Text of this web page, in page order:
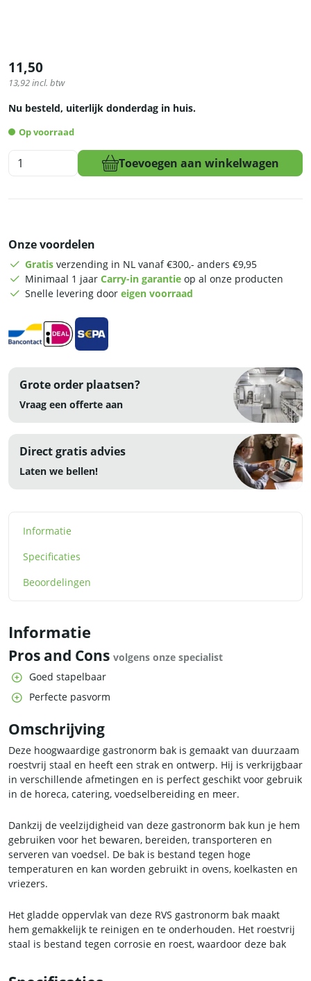
11,50
13,92incl. btw
Nu besteld, uiterlijk donderdag in huis.
Op voorraad
HCB
Gastronorm
150
mm
RVS
Toevoegen aan winkelwagen
Onze voordelen
Gratis verzending in NL vanaf €300,- anders €9,95
Minimaal 1 jaar Carry-in garantie op al onze producten
Snelle levering door eigen voorraad
Grote order plaatsen?
Vraag een offerte aan
Direct gratis advies
Laten we bellen!
Informatie
Specificaties
Beoordelingen
Informatie
Pros and Cons volgens onze specialist
Goed stapelbaar
Perfecte pasvorm
Omschrijving
Deze hoogwaardige gastronorm bak is gemaakt van duurzaam
roestvrij staal en heeft een strak en ontwerp. Hij is verkrijgbaar
in verschillende afmetingen en is perfect geschikt voor gebruik
in de horeca, catering, voedselbereiding en meer.
Dankzij de veelzijdigheid van deze gastronorm bak kun je hem
gebruiken voor het bewaren, bereiden, transporteren en
serveren van voedsel. De bak is bestand tegen hoge
temperaturen en kan worden gebruikt in ovens, koelkasten en
vriezers.
Het gladde oppervlak van deze RVS gastronorm bak maakt
hem gemakkelijk te reinigen en te onderhouden. Het roestvrij
staal is bestand tegen corrosie en roest, waardoor deze bak